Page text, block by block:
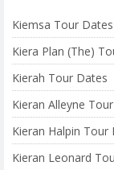
Kiemsa Tour Dates
Kiera Plan (The)
Kierah Tour Dates
Kieran Alleyne
Kieran Halpin Tour
Kieran Leonard